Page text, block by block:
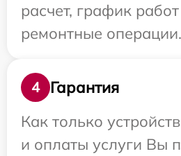
расчет, график
ремонтные операции.
4
Гарантия
Как только
и оплаты услуги Вы